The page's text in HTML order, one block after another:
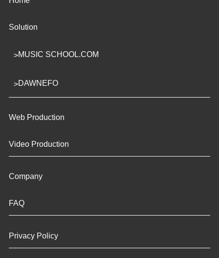
Solution
MUSIC SCHOOL.COM
DAWNEFO
Web Production
Video Production
Company
FAQ
Privacy Policy